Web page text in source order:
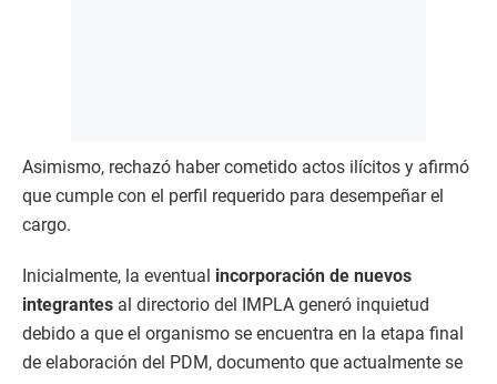
Asimismo, rechazó haber cometido actos ilícitos y afirmó
que cumple con el perfil requerido para desempeñar el
cargo.
Inicialmente, la eventual incorporación de nuevos
integrantes al directorio del IMPLA generó inquietud
debido a que el organismo se encuentra en la etapa final
de elaboración del PDM, documento que actualmente se